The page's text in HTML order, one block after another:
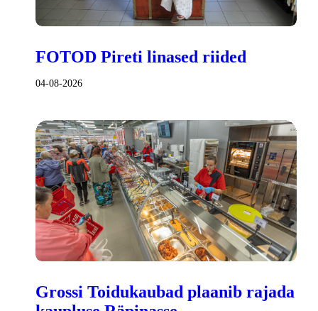
FOTOD Pireti linased riided
04-08-2026
Grossi Toidukaubad plaanib rajada